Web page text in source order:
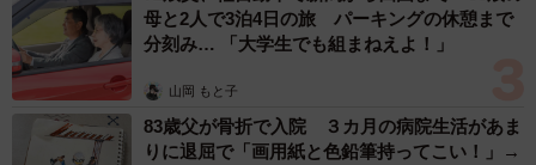
しらす、おかか昆布＋大根の葉＋ごま、でしょうか。ふり
かけ類を使ったものも好きです。合わせる具材によってい
ろいろと出来るので使う回数が多いと思います。最近は思
いもしないようなふりかけがたくさん出てるので、買い物
に行くと必ずチェックします」
母と2人で3泊4日の旅 パーキングの休憩まで
分刻み… 「大学生でも組まねえよ！」
山岡 もと子
83歳父が骨折で入院 ３カ月の病院生活があま
りに退屈で「画用紙と色鉛筆持ってこい！」→